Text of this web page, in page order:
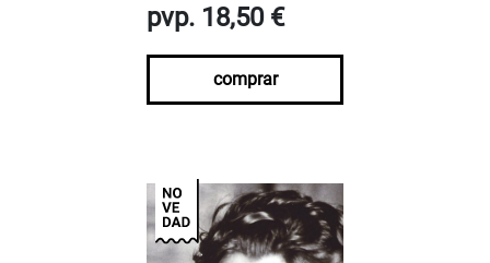
pvp. 18,50 €
comprar